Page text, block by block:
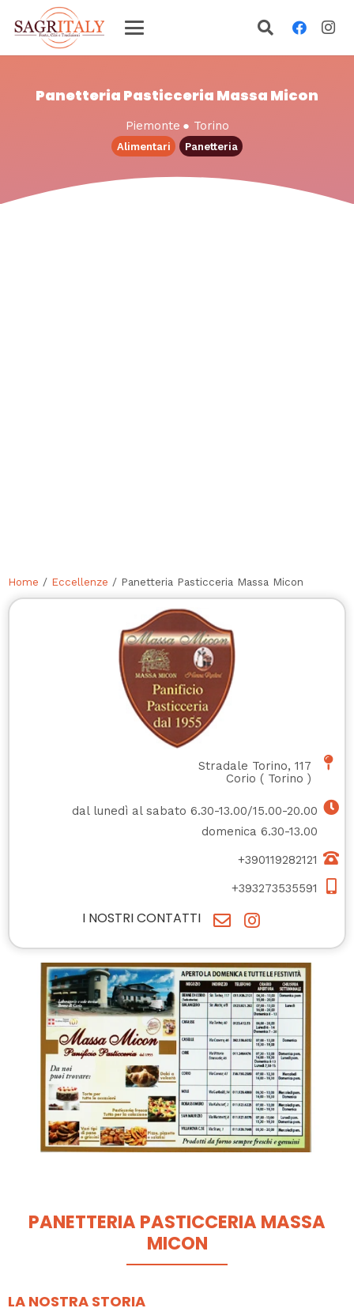
Panetteria Pasticceria Massa Micon
Piemonte ● Torino
Alimentari Panetteria
Home / Eccellenze / Panetteria Pasticceria Massa Micon
Stradale Torino, 117
Corio ( Torino )
dal lunedì al sabato 6.30-13.00/15.00-20.00
domenica 6.30-13.00
+390119282121
+393273535591
I NOSTRI CONTATTI
PANETTERIA PASTICCERIA MASSA
MICON
LA NOSTRA STORIA